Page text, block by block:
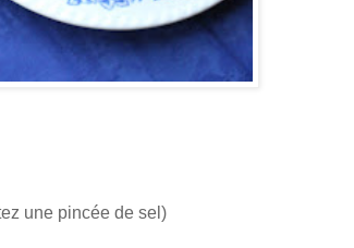
une pincée de sel)